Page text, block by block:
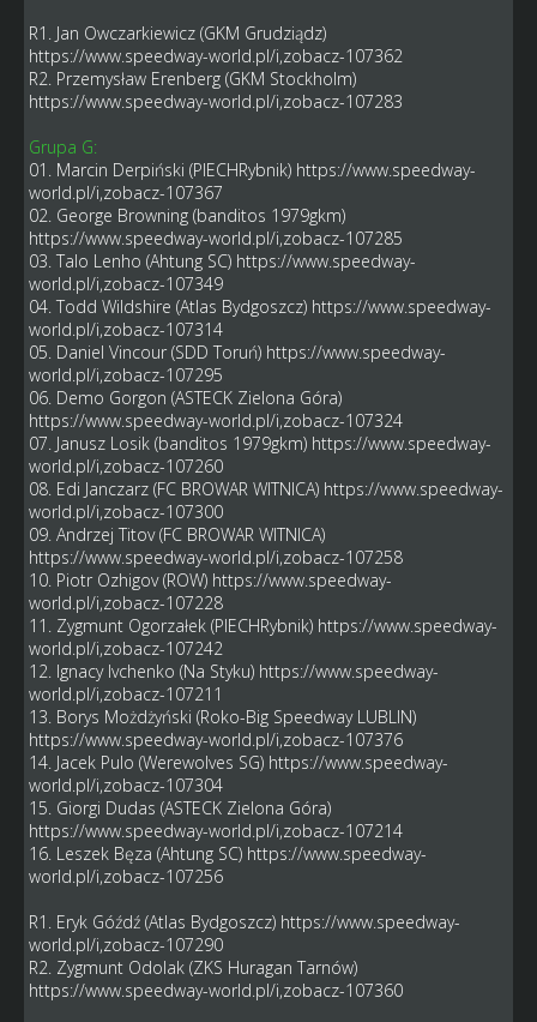
R1. Jan Owczarkiewicz (GKM Grudziądz)
https://www.speedway-world.pl/i,zobacz-107362
R2. Przemysław Erenberg (GKM Stockholm)
https://www.speedway-world.pl/i,zobacz-107283
Grupa G:
01. Marcin Derpiński (PIECHRybnik) https://www.speedway-
world.pl/i,zobacz-107367
02. George Browning (banditos 1979gkm)
https://www.speedway-world.pl/i,zobacz-107285
03. Talo Lenho (Ahtung SC) https://www.speedway-
world.pl/i,zobacz-107349
04. Todd Wildshire (Atlas Bydgoszcz) https://www.speedway-
world.pl/i,zobacz-107314
05. Daniel Vincour (SDD Toruń) https://www.speedway-
world.pl/i,zobacz-107295
06. Demo Gorgon (ASTECK Zielona Góra)
https://www.speedway-world.pl/i,zobacz-107324
07. Janusz Losik (banditos 1979gkm) https://www.speedway-
world.pl/i,zobacz-107260
08. Edi Janczarz (FC BROWAR WITNICA) https://www.speedway-
world.pl/i,zobacz-107300
09. Andrzej Titov (FC BROWAR WITNICA)
https://www.speedway-world.pl/i,zobacz-107258
10. Piotr Ozhigov (ROW) https://www.speedway-
world.pl/i,zobacz-107228
11. Zygmunt Ogorzałek (PIECHRybnik) https://www.speedway-
world.pl/i,zobacz-107242
12. Ignacy Ivchenko (Na Styku) https://www.speedway-
world.pl/i,zobacz-107211
13. Borys Możdżyński (Roko-Big Speedway LUBLIN)
https://www.speedway-world.pl/i,zobacz-107376
14. Jacek Pulo (Werewolves SG) https://www.speedway-
world.pl/i,zobacz-107304
15. Giorgi Dudas (ASTECK Zielona Góra)
https://www.speedway-world.pl/i,zobacz-107214
16. Leszek Bęza (Ahtung SC) https://www.speedway-
world.pl/i,zobacz-107256
R1. Eryk Góźdź (Atlas Bydgoszcz) https://www.speedway-
world.pl/i,zobacz-107290
R2. Zygmunt Odolak (ZKS Huragan Tarnów)
https://www.speedway-world.pl/i,zobacz-107360